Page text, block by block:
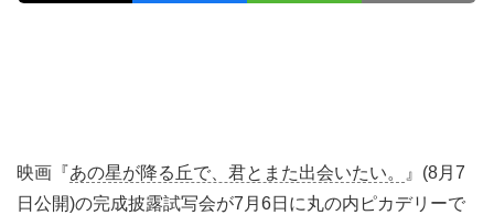
映画『あの星が降る丘で、君とまた出会いたい。
』(8月7
日公開)の完成披露試写会が7月6日に丸の内ピカデリーで